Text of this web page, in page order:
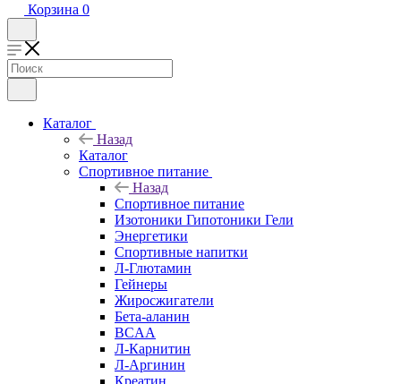
Корзина 0
Каталог
Назад
Каталог
Спортивное питание
Назад
Спортивное питание
Изотоники Гипотоники Гели
Энергетики
Спортивные напитки
Л-Глютамин
Гейнеры
Жиросжигатели
Бета-аланин
BCAA
Л-Карнитин
Л-Аргинин
Креатин